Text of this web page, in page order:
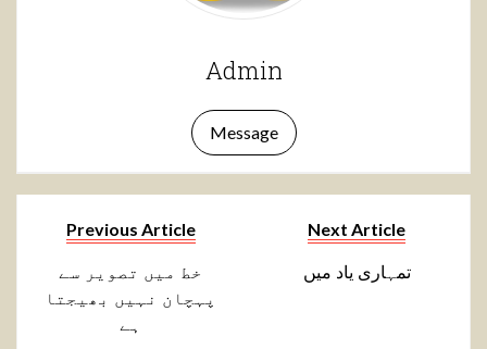
Admin
Message
Previous Article
خط میں تصویر سے
پہچان نہیں بھیجتا
ہے
Next Article
تمہاری یاد میں